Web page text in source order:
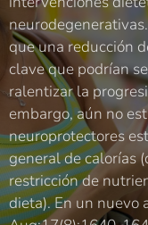
que una reducción
clave que podrían
ralentizar la
embargo, aún no
neuroprotectores
general de calorías
restricción de
dieta). En un nuevo